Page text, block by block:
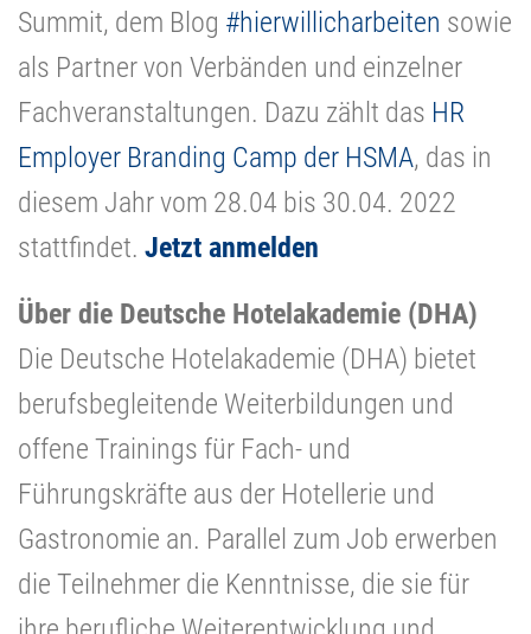
Summit, dem Blog #hierwillicharbeiten sowie
als Partner von Verbänden und einzelner
Fachveranstaltungen. Dazu zählt das HR
Employer Branding Camp der HSMA, das in
diesem Jahr vom 28.04 bis 30.04. 2022
stattfindet. Jetzt anmelden
Über die Deutsche Hotelakademie (DHA)
Die Deutsche Hotelakademie (DHA) bietet
berufsbegleitende Weiterbildungen und
offene Trainings für Fach- und
Führungskräfte aus der Hotellerie und
Gastronomie an. Parallel zum Job erwerben
die Teilnehmer die Kenntnisse, die sie für